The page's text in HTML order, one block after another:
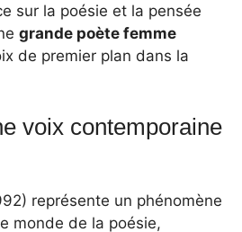
sur la poésie et la pensée
grande poète femme
de premier plan dans la
voix contemporaine
représente un phénomène
monde de la poésie,